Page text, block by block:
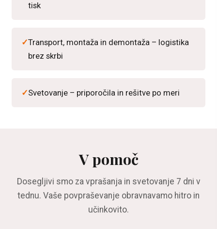
tisk
Transport, montaža in demontaža – logistika
brez skrbi
Svetovanje – priporočila in rešitve po meri
V pomoč
Dosegljivi smo za vprašanja in svetovanje 7 dni v
tednu. Vaše povpraševanje obravnavamo hitro in
učinkovito.